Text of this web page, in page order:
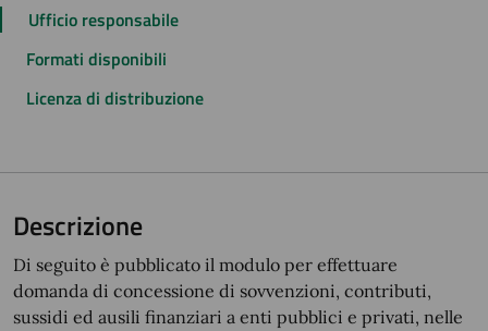
Ufficio responsabile
Formati disponibili
Licenza di distribuzione
Descrizione
Di seguito è pubblicato il modulo per effettuare
domanda di concessione di sovvenzioni, contributi,
sussidi ed ausili finanziari a enti pubblici e privati, nelle